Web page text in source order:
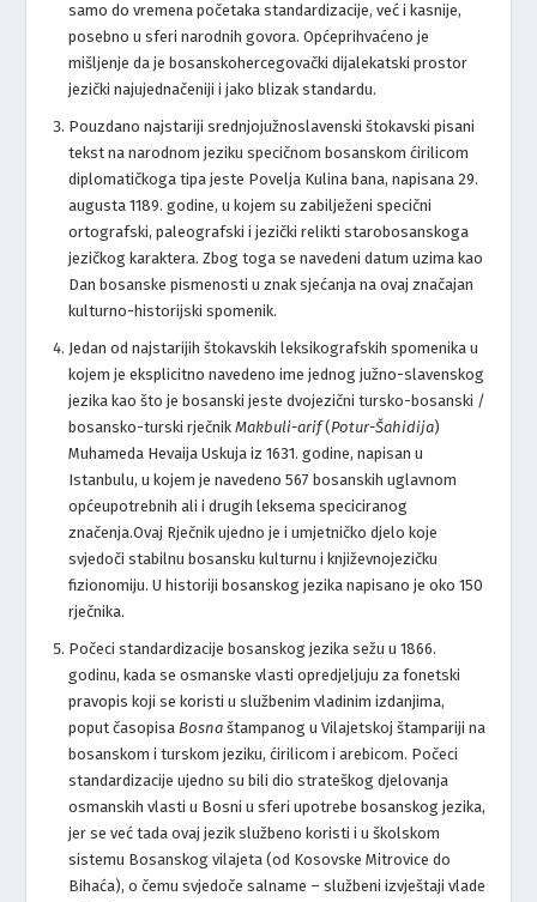
samo do vremena početaka standardizacije, već i kasnije,
posebno u sferi narodnih govora. Općeprihvaćeno je
mišljenje da je bosanskohercegovački dijalekatski prostor
jezički najujednačeniji i jako blizak standardu.
Pouzdano najstariji srednjojužnoslavenski štokavski pisani
tekst na narodnom jeziku specičnom bosanskom ćirilicom
diplomatičkoga tipa jeste Povelja Kulina bana, napisana 29.
augusta 1189. godine, u kojem su zabilježeni specični
ortografski, paleografski i jezički relikti starobosanskoga
jezičkog karaktera. Zbog toga se navedeni datum uzima kao
Dan bosanske pismenosti u znak sjećanja na ovaj značajan
kulturno-historijski spomenik.
Jedan od najstarijih štokavskih leksikografskih spomenika u
kojem je eksplicitno navedeno ime jednog južno-slavenskog
jezika kao što je bosanski jeste dvojezični tursko-bosanski /
bosansko-turski rječnikMakbuli-arif(Potur-Šahidija)
Muhameda Hevaija Uskuja iz 1631. godine, napisan u
Istanbulu, u kojem je navedeno 567 bosanskih uglavnom
općeupotrebnih ali i drugih leksema speciciranog
značenja.Ovaj Rječnik ujedno je i umjetničko djelo koje
svjedoči stabilnu bosansku kulturnu i književnojezičku
fizionomiju. U historiji bosanskog jezika napisano je oko 150
rječnika.
Počeci standardizacije bosanskog jezika sežu u 1866.
godinu, kada se osmanske vlasti opredjeljuju za fonetski
pravopis koji se koristi u službenim vladinim izdanjima,
poput časopisaBosna štampanog u Vilajetskoj štampariji na
bosanskom i turskom jeziku, ćirilicom i arebicom. Počeci
standardizacije ujedno su bili dio strateškog djelovanja
osmanskih vlasti u Bosni u sferi upotrebe bosanskog jezika,
jer se već tada ovaj jezik službeno koristi i u školskom
sistemu Bosanskog vilajeta (od Kosovske Mitrovice do
Bihaća), o čemu svjedoče salname – službeni izvještaji vlade